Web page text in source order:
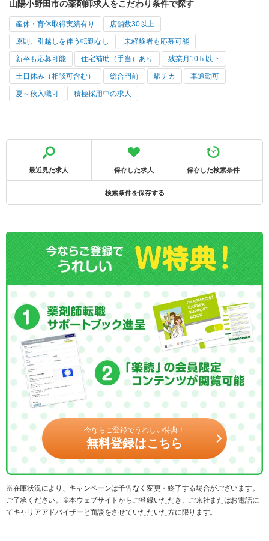
山陽小野田市の薬剤師求人をこだわり条件で探す
産休・育休取得実績有り 店舗数30以上
原則、引越しを伴う転勤なし 未経験者も応募可能
新卒も応募可能 住宅補助（手当）あり 残業月10ｈ以下
土日休み（相談可含む） 総合門前 駅チカ 車通勤可
夏～秋入職可 積極採用中の求人
最近見た求人 保存した求人 保存した検索条件
検索条件を保存する
今ならご登録でうれしい特典！
無料登録はこちら
※在庫状況により、キャンペーンは予告なく変更・終了する場合がございます。
ご了承ください。※本ウェブサイトからご登録いただき、ご来社またはお電話に
てキャリアアドバイザーと面談をさせていただいた方に限ります。